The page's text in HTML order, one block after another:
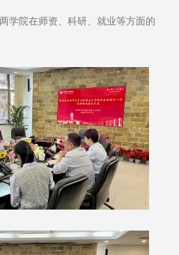
学院在师资、科研、就业等方面的